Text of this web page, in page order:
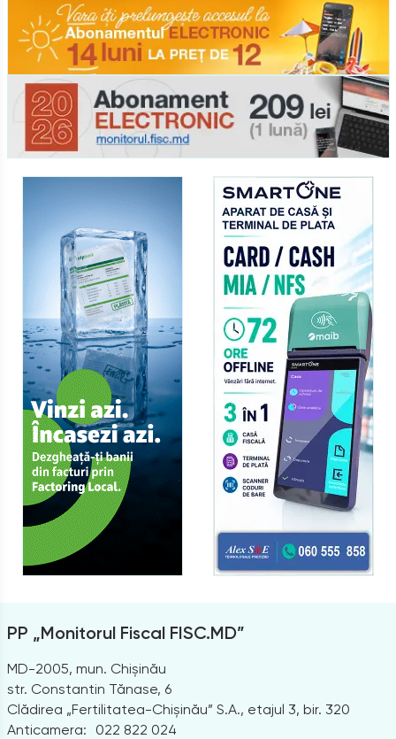
PP „Monitorul Fiscal FISC.MD”
MD-2005, mun. Chișinău
str. Constantin Tănase, 6
Clădirea „Fertilitatea-Chișinău” S.A., etajul 3, bir. 320
Anticamera:
022 822 024